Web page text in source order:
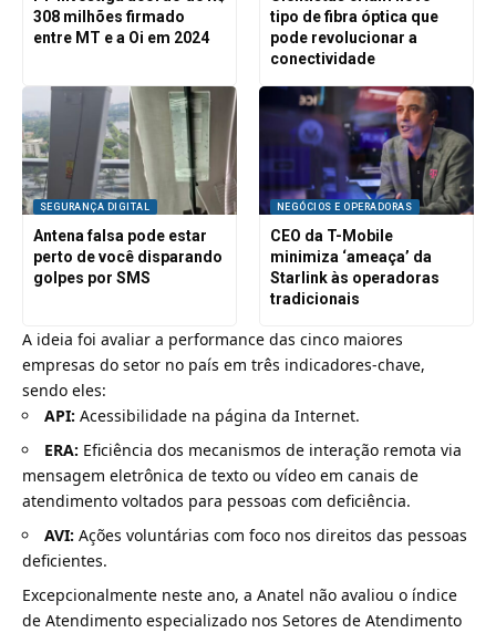
308 milhões firmado
entre MT e a Oi em 2024
tipo de fibra óptica que
pode revolucionar a
conectividade
SEGURANÇA DIGITAL
Antena falsa pode estar
perto de você disparando
golpes por SMS
NEGÓCIOS E OPERADORAS
CEO da T-Mobile
minimiza ‘ameaça’ da
Starlink às operadoras
tradicionais
A ideia foi avaliar a performance das cinco maiores
empresas do setor no país em três indicadores-chave,
sendo eles:
API: Acessibilidade na página da Internet.
ERA: Eficiência dos mecanismos de interação remota via
mensagem eletrônica de texto ou vídeo em canais de
atendimento voltados para pessoas com deficiência.
AVI: Ações voluntárias com foco nos direitos das pessoas
deficientes.
Excepcionalmente neste ano, a Anatel não avaliou o índice
de Atendimento especializado nos Setores de Atendimento